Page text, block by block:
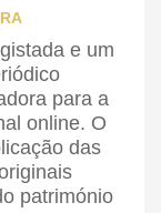
e um
para a
online. O
das
património